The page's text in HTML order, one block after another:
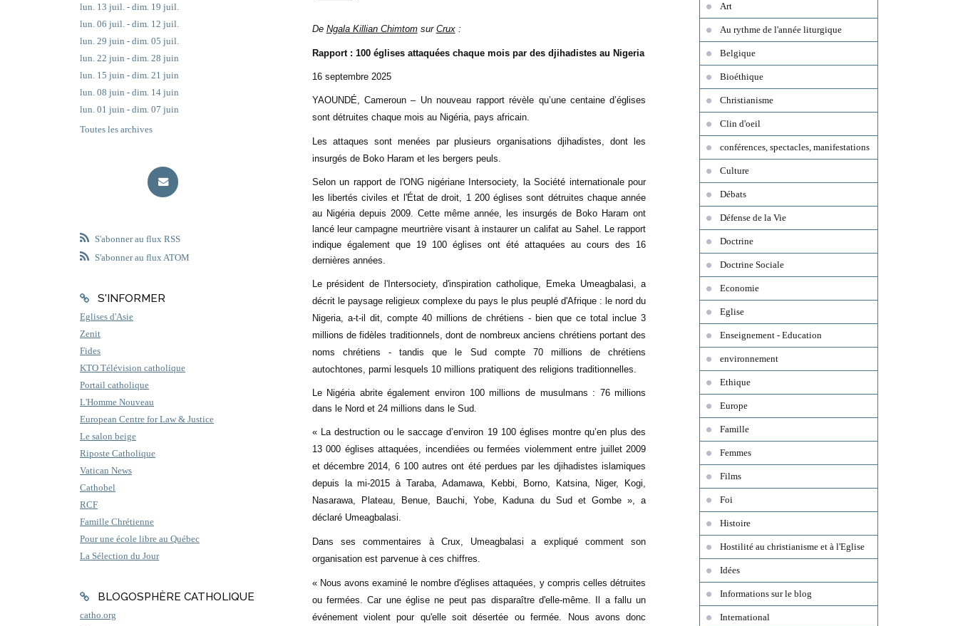
lun. 13 juil. - dim. 19 juil.
lun. 06 juil. - dim. 12 juil.
lun. 29 juin - dim. 05 juil.
lun. 22 juin - dim. 28 juin
lun. 15 juin - dim. 21 juin
lun. 08 juin - dim. 14 juin
lun. 01 juin - dim. 07 juin
Toutes les archives
S'abonner au flux RSS
S'abonner au flux ATOM
S'INFORMER
Eglises d'Asie
Zenit
Fides
KTO Télévision catholique
Portail catholique
L'Homme Nouveau
European Centre for Law & Justice
Le salon beige
Riposte Catholique
Vatican News
Cathobel
RCF
Famille Chrétienne
Pour une école libre au Québec
La Sélection du Jour
BLOGOSPHÈRE CATHOLIQUE
catho.org
De Ngala Killian Chimtomsur Crux:
Rapport : 100 églises attaquées chaque mois par des djihadistes au Nigeria
16 septembre 2025
YAOUNDÉ, Cameroun – Un nouveau rapport révèle qu’une centaine d’églises
sont détruites chaque mois au Nigéria, pays africain.
Les attaques sont menées par plusieurs organisations djihadistes, dont les
insurgés de Boko Haram et les bergers peuls.
Selon un rapport de l'ONG nigériane Intersociety, la Société internationale pour
les libertés civiles et l'État de droit, 1 200 églises sont détruites chaque année
au Nigéria depuis 2009. Cette même année, les insurgés de Boko Haram ont
lancé leur campagne meurtrière visant à instaurer un califat au Sahel. Le rapport
indique également que 19 100 églises ont été attaquées au cours des 16
dernières années.
Le président de l'Intersociety, d'inspiration catholique, Emeka Umeagbalasi, a
décrit le paysage religieux complexe du pays le plus peuplé d'Afrique : le nord du
Nigeria, a-t-il dit, compte 40 millions de chrétiens - bien que ce total inclue 3
millions de fidèles traditionnels, dont de nombreux anciens chrétiens portant des
noms chrétiens - tandis que le Sud compte 70 millions de chrétiens
autochtones, parmi lesquels 10 millions pratiquent des religions traditionnelles.
Le Nigéria abrite également environ 100 millions de musulmans : 76 millions
dans le Nord et 24 millions dans le Sud.
« La destruction ou le saccage d’environ 19 100 églises montre qu’en plus des
13 000 églises attaquées, incendiées ou fermées violemment entre juillet 2009
et décembre 2014, 6 100 autres ont été perdues par les djihadistes islamiques
depuis la mi-2015 à Taraba, Adamawa, Kebbi, Borno, Katsina, Niger, Kogi,
Nasarawa, Plateau, Benue, Bauchi, Yobe, Kaduna du Sud et Gombe », a
déclaré Umeagbalasi.
Dans ses commentaires à Crux, Umeagbalasi a expliqué comment son
organisation est parvenue à ces chiffres.
« Nous avons examiné le nombre d'églises attaquées, y compris celles détruites
ou fermées. Car une église ne peut pas disparaître d'elle-même. Il a fallu un
événement violent pour qu'elle soit désertée ou fermée. Nous avons donc
Art
Au rythme de l'année liturgique
Belgique
Bioéthique
Christianisme
Clin d'oeil
conférences, spectacles, manifestations
Culture
Débats
Défense de la Vie
Doctrine
Doctrine Sociale
Economie
Eglise
Enseignement - Education
environnement
Ethique
Europe
Famille
Femmes
Films
Foi
Histoire
Hostilité au christianisme et à l'Eglise
Idées
Informations sur le blog
International